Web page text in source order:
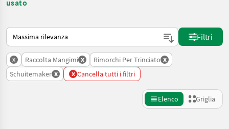
usato
Ecco come viene ordinato su Landwirt.com
Filtri
x Raccolta Mangimi x Rimorchi Per Trinciato x
Schuitemaker x x Cancella tutti i filtri
Elenco Griglia